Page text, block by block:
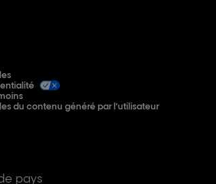
pays
du contenu généré par l’utilisateur